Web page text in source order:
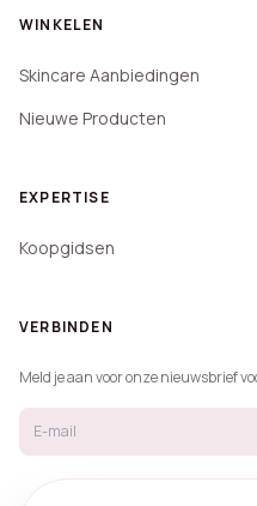
WINKELEN
Skincare Aanbiedingen
Nieuwe Producten
EXPERTISE
Koopgidsen
VERBINDEN
Meld je aan voor onze nieuwsbrief